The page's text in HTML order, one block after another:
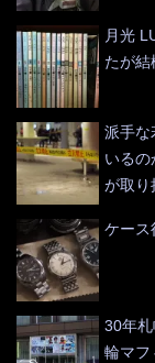
月光
たが結
派手な
いるの
が取り
ケース
30年
輪マフ